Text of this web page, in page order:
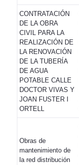
CONTRATACIÓN
DE LA OBRA
CIVIL PARA LA
REALIZACIÓN DE
LA RENOVACIÓN
DE LA TUBERÍA
DE AGUA
POTABLE CALLE
DOCTOR VIVAS Y
JOAN FUSTER I
ORTELL
Obras de
mantenimiento de
la red distribución